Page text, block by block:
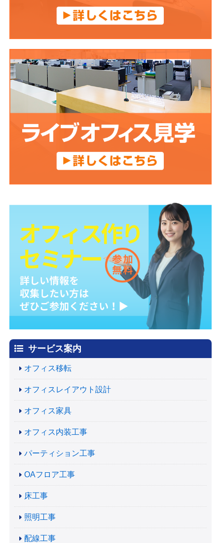
サービス案内
オフィス移転
オフィスレイアウト設計
オフィス家具
オフィス内装工事
パーティション工事
OAフロア工事
床工事
照明工事
配線工事